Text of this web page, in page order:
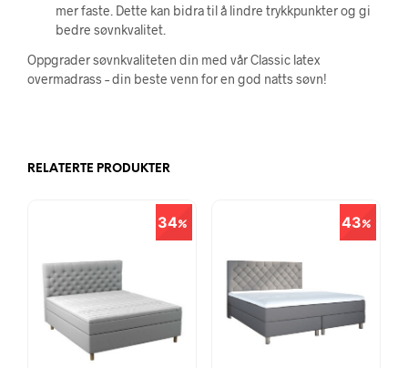
mer faste. Dette kan bidra til å lindre trykkpunkter og gi
bedre søvnkvalitet.
Oppgrader søvnkvaliteten din med vår Classic latex
overmadrass – din beste venn for en god natts søvn!
RELATERTE PRODUKTER
34 43